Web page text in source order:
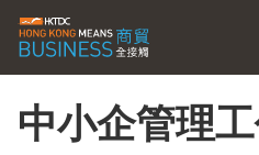
中小企管理